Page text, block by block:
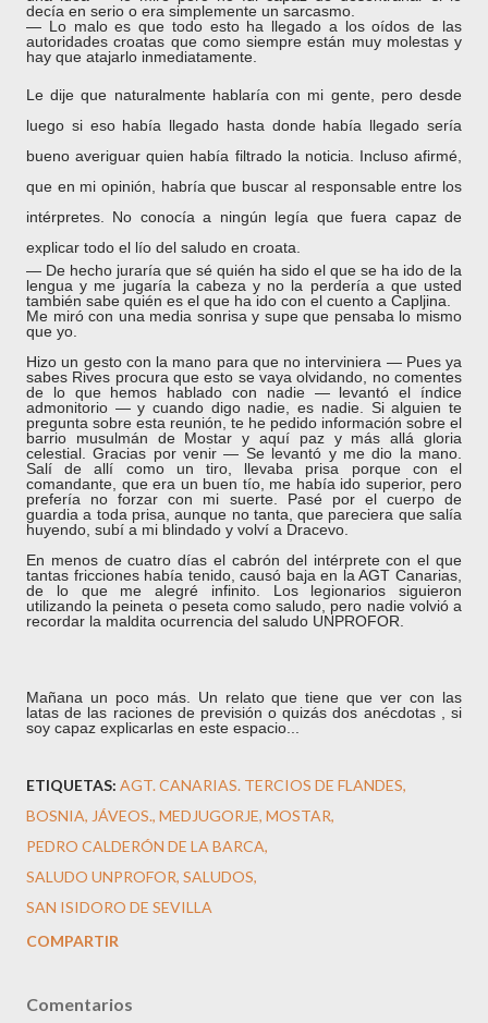
decía en serio o era simplemente un sarcasmo.
― Lo malo es que todo esto ha llegado a los oídos de las
autoridades croatas que como siempre están muy molestas y
hay que atajarlo inmediatamente.
Le dije que naturalmente hablaría con mi gente, pero desde
luego si eso había llegado hasta donde había llegado sería
buenoaveriguar quien había filtrado la noticia. Incluso afirmé,
que en mi opinión, habría que buscar al responsable entre los
intérpretes. No conocía a ningún legía que fuera capaz de
explicar todo el lío del saludo en croata.
― De hecho juraría que sé quién ha sido el que se ha ido de la
lengua y me jugaría la cabeza y no la perdería a que usted
también sabe quién es el que ha ido con el cuento a Capljina.
Me miró con una media sonrisa y supe que pensaba lo mismo
que yo.
Hizo un gesto con la mano para que no interviniera ― Pues ya
sabes Rives procura que esto se vaya olvidando, no comentes
de lo que hemos hablado con nadie ― levantó el índice
admonitorio ― y cuando digo nadie, es nadie. Si alguien te
pregunta sobre esta reunión, te he pedido información sobre el
barrio musulmán de Mostar y aquí paz y más allá gloria
celestial. Gracias por venir — Se levantó y me dio la mano.
Salí de allí como un tiro, llevaba prisa porque con el
comandante, que era un buen tío, me había ido superior, pero
prefería no forzar con mi suerte. Pasé por el cuerpo de
guardia a toda prisa, aunque no tanta, que pareciera que salía
huyendo, subí a mi blindado y volví a Dracevo.
En menos de cuatro días el cabrón del intérprete con el que
tantas fricciones había tenido, causó baja en la AGT Canarias,
de lo que me alegré infinito. Los legionarios siguieron
utilizando la peineta o peseta como saludo, pero nadie volvió a
recordar la maldita ocurrencia del saludo UNPROFOR.
Mañana un poco más. Un relato que tiene que ver con las
latas de las raciones de previsión o quizás dos anécdotas , si
soy capaz explicarlas en este espacio...
ETIQUETAS: AGT. CANARIAS. TERCIOS DE FLANDES
BOSNIA JÁVEOS. MEDJUGORJE MOSTAR
PEDRO CALDERÓN DE LA BARCA
SALUDO UNPROFOR SALUDOS
SAN ISIDORO DE SEVILLA
COMPARTIR
Comentarios